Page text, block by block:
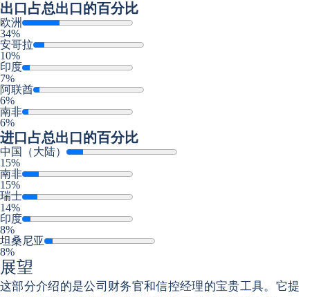
出口占总出口的百分比
欧洲
34%
安哥拉
10%
印度
7%
阿联酋
6%
南非
6%
进口占总出口的百分比
中国（大陆）
15%
南非
15%
瑞士
14%
印度
8%
坦桑尼亚
8%
展望
这部分介绍的是公司财务官和信控经理的宝贵工具。它提